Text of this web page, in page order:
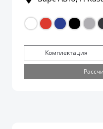
Комплектация